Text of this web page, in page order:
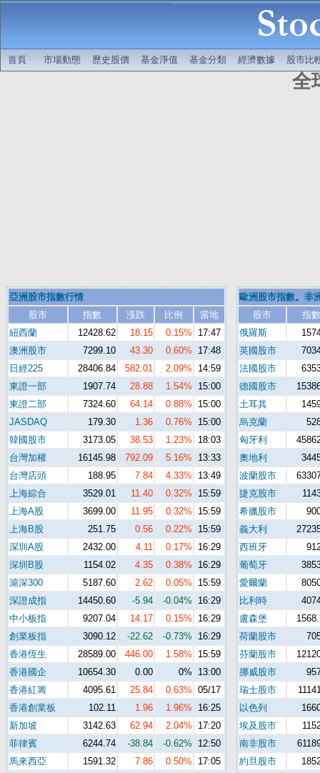
首頁 市場動態 歷史股價 基金淨值 基金分類 經濟數據 股市比
全
亞洲股市指數行情
股市
指數 漲跌 比例
當地
紐西蘭
12428.62 18.15 0.15%
17:47
澳洲股市
7299.10 43.30 0.60%
17:48
日經225
28406.84 582.01 2.09%
14:59
東證一部
1907.74 28.88 1.54%
15:00
東證二部
7324.60 64.14 0.88%
15:00
JASDAQ
179.30 1.36 0.76%
15:00
韓國股市
3173.05 38.53 1.23%
18:03
台灣加權
16145.98 792.09 5.16%
13:33
台灣店頭
188.95 7.84 4.33%
13:49
上海綜合
3529.01 11.40 0.32%
15:59
上海A股
3699.00 11.95 0.32%
15:59
上海B股
251.75 0.56 0.22%
15:59
深圳A股
2432.00 4.11 0.17%
16:29
深圳B股
1154.02 4.35 0.38%
16:29
滬深300
5187.60 2.62 0.05%
15:59
深證成指
14450.60 -5.94 -0.04%
16:29
中小板指
9207.04 14.17 0.15%
16:29
創業板指
3090.12 -22.62 -0.73%
16:29
香港恆生
28589.00 446.00 1.58%
15:59
香港國企
10654.30 0.00 0%
13:00
香港紅籌
4095.61 25.84 0.63% 05/17
香港創業板
102.11 1.96 1.96%
16:25
新加坡
3142.63 62.94 2.04%
17:20
菲律賓
6244.74 -38.84 -0.62%
12:50
馬來西亞
1591.32 7.86 0.50%
17:05
歐洲股市指數、 非
股市
指數
俄羅斯
英國股市
法國股市
德國股市
土耳其
烏克蘭
匈牙利
奧地利
波蘭股市
捷克股市
希臘股市
義大利
西班牙
葡萄牙
愛爾蘭
比利時
盧森堡
荷蘭股市
芬蘭股市
挪威股市
瑞士股市
以色列
埃及股市
南非股市
約旦股市